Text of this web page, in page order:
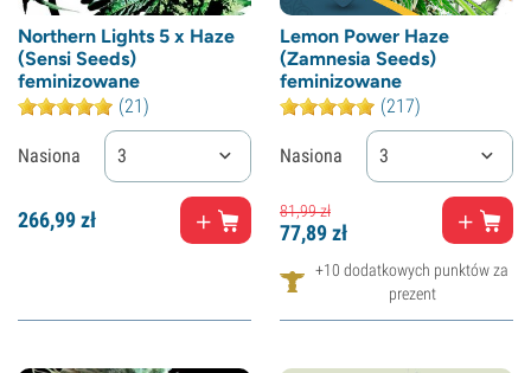
Northern Lights 5 x Haze
(Sensi Seeds)
feminizowane
(21)
Nasiona 3
266,99zł
Lemon Power Haze
(Zamnesia Seeds)
feminizowane
(217)
Nasiona 3
81,99zł
77,89zł
+10 dodatkowych punktów za
prezent